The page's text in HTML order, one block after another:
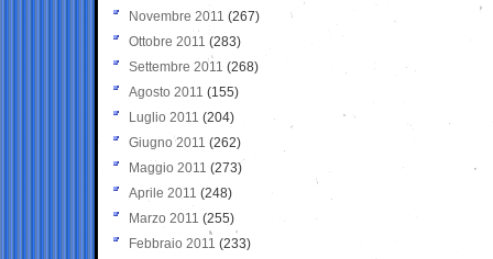
Novembre 2011 (267)
Ottobre 2011 (283)
Settembre 2011 (268)
Agosto 2011 (155)
Luglio 2011 (204)
Giugno 2011 (262)
Maggio 2011 (273)
Aprile 2011 (248)
Marzo 2011 (255)
Febbraio 2011 (233)